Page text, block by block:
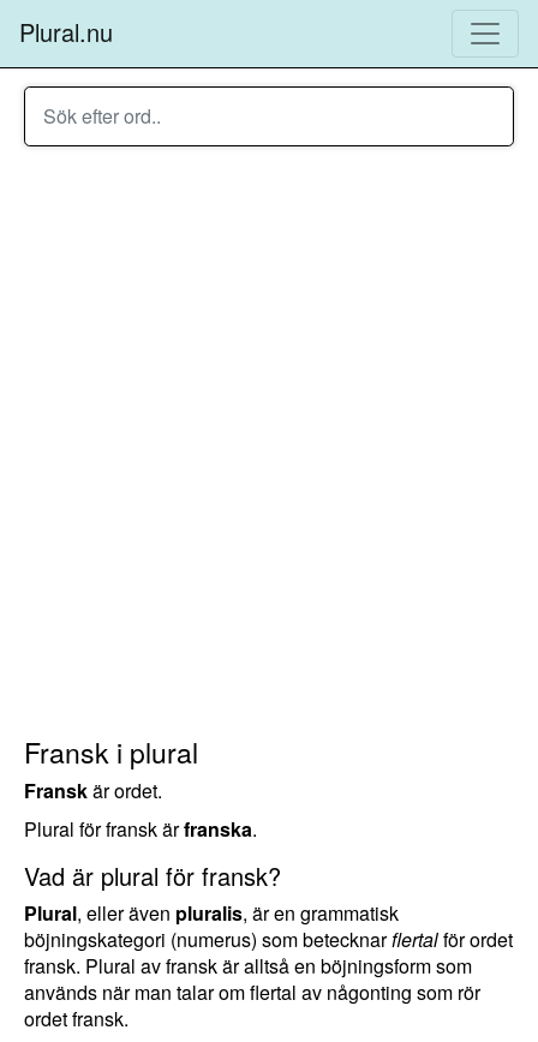
Plural.nu
Fransk i plural
Franskär ordet.
Plural för fransk ärfranska.
Vad är plural för fransk?
Plural, eller även pluralis, är en grammatisk
böjningskategori (numerus) som betecknarflertalför ordet
fransk. Plural av fransk är alltså en böjningsform som
används när man talar om flertal av någonting som rör
ordet fransk.